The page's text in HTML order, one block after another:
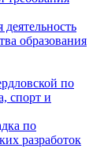
образования
по
спорт и
по
разработок